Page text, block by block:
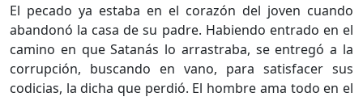
El pecado ya estaba en el corazón del joven cuando
abandonó la casa de su padre. Habiendo entrado en el
camino en que Satanás lo arrastraba, se entregó a la
corrupción, buscando en vano, para satisfacer sus
codicias, la dicha que perdió. El hombre ama todo en el